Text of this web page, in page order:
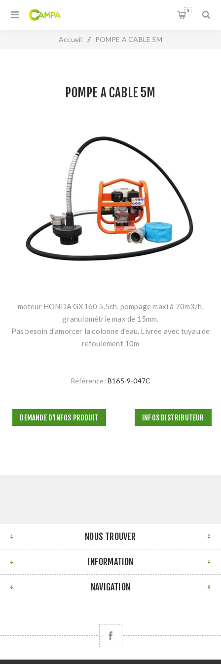
0
Accueil / POMPE A CABLE 5M
POMPE A CABLE 5M
moteur HONDA GX160 5,5ch, pompage maxi à 70m3/h,
granulométrie max de 15mm.
Pas besoin d'amorcer la colonne d'eau. Livrée avec tuyau de
refoulement 10m
Référence: B165-9-047C
DEMANDE D'INFOS PRODUIT INFOS DISTRIBUTEUR
NOUS TROUVER
INFORMATION
NAVIGATION